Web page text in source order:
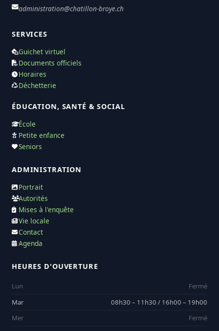
administration@chatillon-broye.ch
SERVICES
Guichet virtuel
Documents officiels
Horaires
Déchetterie
ÉDUCATION, SANTÉ & SOCIAL
École
Petite enfance
Seniors
ADMINISTRATION
Portrait
Autorités
Mises à l'enquête
Vie locale
Contact
Agenda
HEURES D'OUVERTURE
Lun
Fermé
Mar
08h30 – 11h30 / 16h00 – 19h00
Mer
Fermé